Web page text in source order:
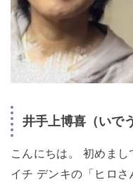
井手上博喜（いで
こんにちは。 初めま
イチ デンキの「ヒロ